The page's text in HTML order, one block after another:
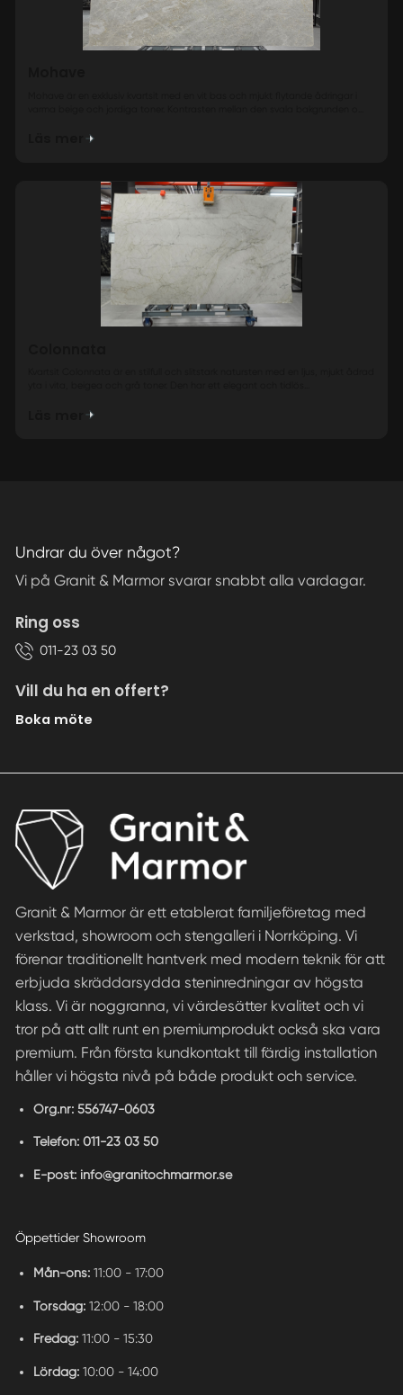
Undrar du över något?
Vi på Granit & Marmor svarar snabbt alla vardagar.
Ring oss
011-23 03 50
Vill du ha en offert?
Boka möte
Granit & Marmor är ett etablerat familjeföretag med
verkstad, showroom och stengalleri i Norrköping. Vi
förenar traditionellt hantverk med modern teknik för att
erbjuda skräddarsydda steninredningar av högsta
klass. Vi är noggranna, vi värdesätter kvalitet och vi
tror på att allt runt en premiumprodukt också ska vara
premium. Från första kundkontakt till färdig installation
håller vi högsta nivå på både produkt och service.
Org.nr: 556747-0603
Telefon: 011-23 03 50
E-post: info@granitochmarmor.se
Öppettider Showroom
Mån-ons: 11:00 - 17:00
Torsdag:12:00 - 18:00
Fredag:11:00 - 15:30
Lördag:10:00 - 14:00